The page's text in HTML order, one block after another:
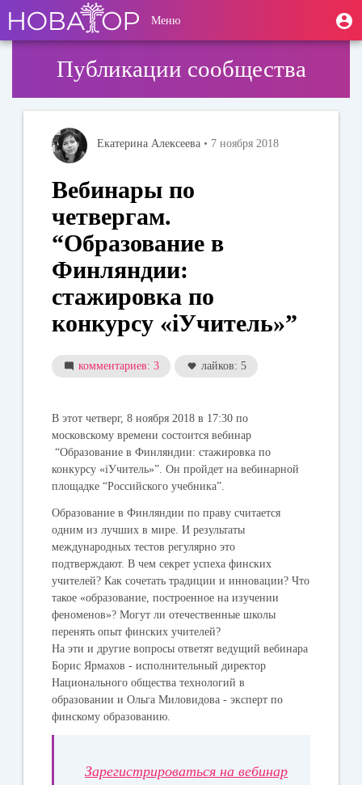
основному
содержанию
User
account
Меню
Публикации сообщества
Екатерина Алексеева • 7 ноября 2018
Вебинары по
четвергам.
“Образование в
Финляндии:
стажировка по
конкурсу «iУчитель»”
комментариев: 3 лайков: 5
В этот четверг, 8 ноября 2018 в 17:30 по
московскому времени состоится вебинар
“Образование в Финляндии: стажировка по
конкурсу «iУчитель»”. Он пройдет на вебинарной
площадке “Российского учебника”.
Образование в Финляндии по праву считается
одним из лучших в мире. И результаты
международных тестов регулярно это
подтверждают. В чем секрет успеха финских
учителей? Как сочетать традиции и инновации? Что
такое «образование, построенное на изучении
феноменов»? Могут ли отечественные школы
перенять опыт финских учителей?
На эти и другие вопросы ответят ведущий вебинара
Борис Ярмахов - исполнительный директор
Национального общества технологий в
образовании и Ольга Миловидова - эксперт по
финскому образованию.
Зарегистрироваться на вебинар